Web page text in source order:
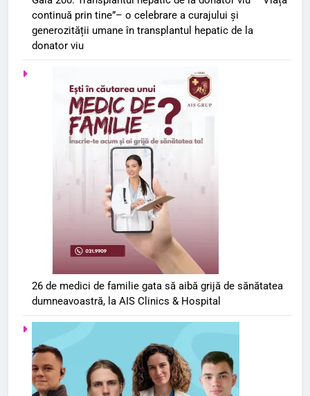
continuă prin tine”– o celebrare a curajului și
generozității umane în transplantul hepatic de la
donator viu
26 de medici de familie gata să aibă grijă de sănătatea
dumneavoastră, la AIS Clinics & Hospital